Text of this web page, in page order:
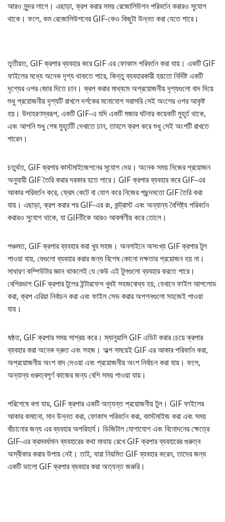
আরও সুন্দর লাগে। এছাড়া, ক্রপ করার সময় রেজোলিউশন পরিবর্তন করারও সুযোগ
থাকে। ফলে, কম রেজোলিউশনের GIF-কেও কিছুটা উন্নত করা যেতে পারে।
তৃতীয়ত, GIF ক্রপার ব্যবহার করে GIF এর ফোকাস পরিবর্তন করা যায়। একটি GIF
ফাইলের মধ্যে অনেক দৃশ্য থাকতে পারে, কিন্তু ব্যবহারকারী হয়তো নির্দিষ্ট একটি
দৃশ্যের ওপর জোর দিতে চান। ক্রপ করার মাধ্যমে অপ্রয়োজনীয় দৃশ্যগুলো বাদ দিয়ে
শুধু প্রয়োজনীয় দৃশ্যটি রাখলে দর্শকের মনোযোগ সরাসরি সেই অংশের ওপর আকৃষ্ট
হয়। উদাহরণস্বরূপ, একটি GIF-এ যদি একটি মজার ঘটনার কয়েকটি মুহূর্ত থাকে,
এবং আপনি শুধু শেষ মুহূর্তটি দেখাতে চান, তাহলে ক্রপ করে শুধু সেই অংশটি রাখতে
পারেন।
চতুর্থত, GIF ক্রপার কাস্টমাইজেশনের সুযোগ দেয়। অনেক সময় নিজের প্রয়োজন
অনুযায়ী GIF তৈরি করার দরকার হতে পারে। GIF ক্রপার ব্যবহার করে GIF-এর
আকার পরিবর্তন করে, ফ্রেম কেটে বা যোগ করে নিজের পছন্দমতো GIF তৈরি করা
যায়। এছাড়া, ক্রপ করার পর GIF-এর রং, কন্ট্রাস্ট এবং অন্যান্য বৈশিষ্ট্য পরিবর্তন
করারও সুযোগ থাকে, যা GIFটিকে আরও আকর্ষণীয় করে তোলে।
পঞ্চমত, GIF ক্রপার ব্যবহার করা খুব সহজ। অনলাইনে অসংখ্য GIF ক্রপার টুল
পাওয়া যায়, যেগুলো ব্যবহার করার জন্য বিশেষ কোনো দক্ষতার প্রয়োজন হয় না।
সাধারণ কম্পিউটার জ্ঞান থাকলেই যে কেউ এই টুলগুলো ব্যবহার করতে পারে।
বেশিরভাগ GIF ক্রপার টুলের ইন্টারফেস খুবই সহজবোধ্য হয়, যেখানে ফাইল আপলোড
করা, ক্রপ এরিয়া নির্বাচন করা এবং ফাইল সেভ করার অপশনগুলো সহজেই পাওয়া
যায়।
ষষ্ঠত, GIF ক্রপার সময় সাশ্রয় করে। ম্যানুয়ালি GIF এডিট করার চেয়ে ক্রপার
ব্যবহার করা অনেক দ্রুত এবং সহজ। অল্প সময়েই GIF এর আকার পরিবর্তন করা,
অপ্রয়োজনীয় অংশ বাদ দেওয়া এবং প্রয়োজনীয় অংশ নির্বাচন করা যায়। ফলে,
অন্যান্য গুরুত্বপূর্ণ কাজের জন্য বেশি সময় পাওয়া যায়।
পরিশেষে বলা যায়, GIF ক্রপার একটি অত্যন্ত প্রয়োজনীয় টুল। GIF ফাইলের
আকার কমানো, মান উন্নত করা, ফোকাস পরিবর্তন করা, কাস্টমাইজ করা এবং সময়
বাঁচানোর জন্য এর ব্যবহার অপরিহার্য। ডিজিটাল যোগাযোগ এবং বিনোদনের ক্ষেত্রে
GIF-এর ক্রমবর্ধমান ব্যবহারের কথা মাথায় রেখে GIF ক্রপার ব্যবহারের গুরুত্ব
অস্বীকার করার উপায় নেই। তাই, যারা নিয়মিত GIF ব্যবহার করেন, তাদের জন্য
একটি ভালো GIF ক্রপার ব্যবহার করা অত্যন্ত জরুরি।